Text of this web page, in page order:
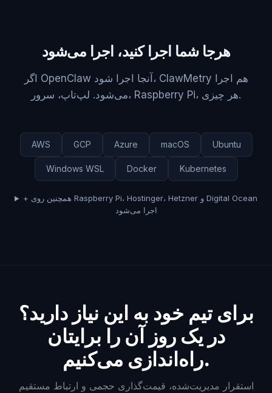
هرجا شما اجرا کنید، اجرا می‌شود
اگر OpenClaw آنجا اجرا شود، ClawMetry هم اجرا
می‌شود. لپ‌تاپ، سرور، Raspberry Pi، هر چیزی.
AWS GCP Azure macOS Ubuntu
Windows WSL Docker Kubernetes
+ همچنین روی Raspberry Pi، Hostinger، Hetzner و Digital Ocean
اجرا می‌شود
برای تیم خود به این نیاز دارید؟
در یک روز آن را برایتان
راه‌اندازی می‌کنیم.
استقرار مدیریت‌شده، قیمت‌گذاری حجمی و ارتباط مستقیم